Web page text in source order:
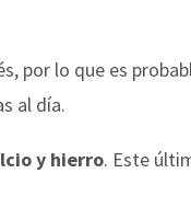
por lo que es
al día.
y hierro. Este